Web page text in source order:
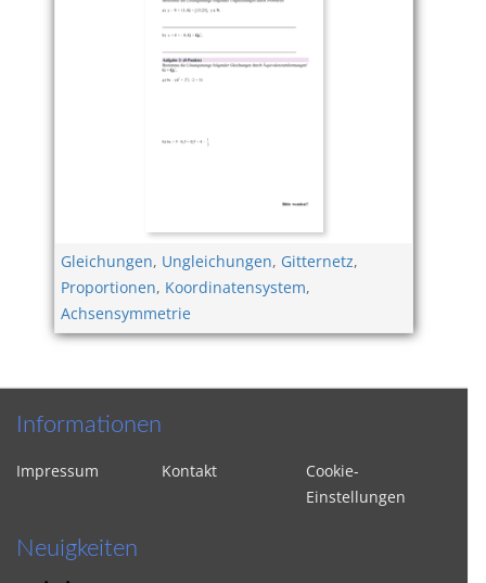
Gleichungen, Ungleichungen, Gitternetz,
Proportionen, Koordinatensystem,
Achsensymmetrie
Informationen
Impressum Kontakt
Cookie-
Einstellungen
Neuigkeiten